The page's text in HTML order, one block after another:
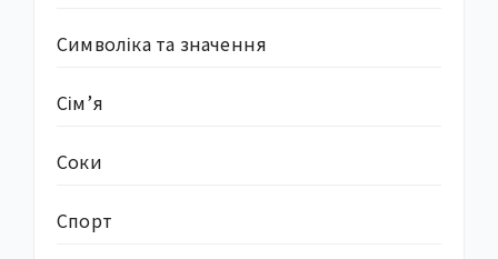
Символіка та значення
Сім’я
Соки
Спорт